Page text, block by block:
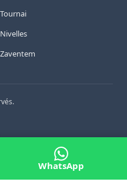
Tournai
Nivelles
Zaventem